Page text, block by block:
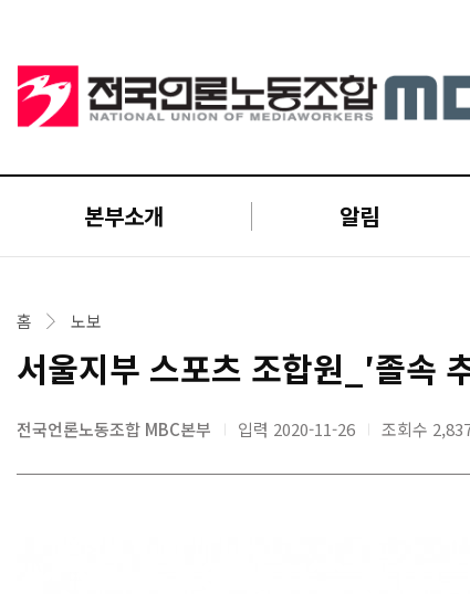
본부소개 알림
홈 노보
서울지부 스포츠 조합원_′졸속
전국언론노동조합 MBC본부 입력 2020-11-26 조회수